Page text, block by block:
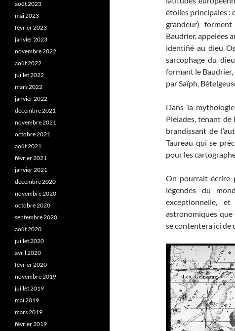
étoiles principales :
grandeur)
Baudrier, appelées
identifié au dieu
sarcophage du
formant le
par Saïph,
Dans la
Pléiades, tenant de
brandissant de
Taureau qui se
pour les
On pourrait écrire
légendes du
exceptionnelle,
astronomiques que
se contentera ici de
août 2023
mai 2023
février 2023
janvier 2023
novembre 2022
août 2022
juillet 2022
mars 2022
janvier 2022
décembre 2021
novembre 2021
octobre 2021
août 2021
février 2021
janvier 2021
décembre 2020
novembre 2020
octobre 2020
septembre 2020
août 2020
juillet 2020
avril 2020
février 2020
novembre 2019
juillet 2019
mai 2019
mars 2019
février 2019